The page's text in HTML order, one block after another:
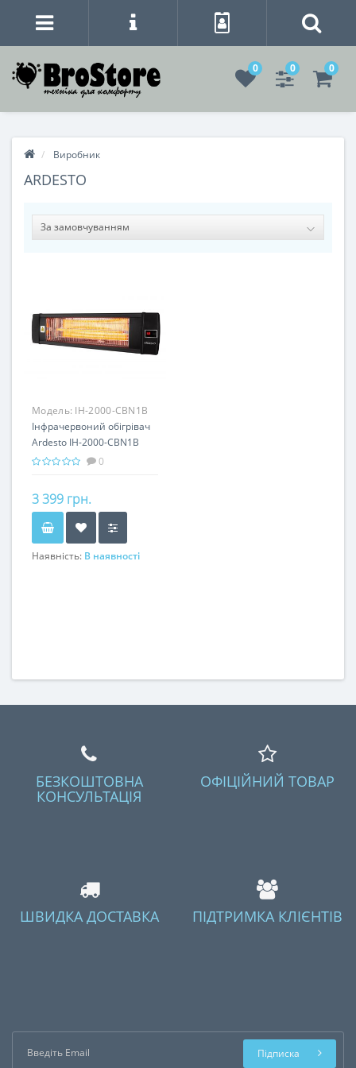
0 0 0
Виробник
ARDESTO
Модель: IH-2000-CBN1B
Інфрачервоний обігрівач
Ardesto IH-2000-CBN1B
0
3 399 грн.
Наявність: В наявності
БЕЗКОШТОВНА
КОНСУЛЬТАЦІЯ
ОФІЦІЙНИЙ ТОВАР
ШВИДКА ДОСТАВКА ПІДТРИМКА КЛІЄНТІВ
Підписка